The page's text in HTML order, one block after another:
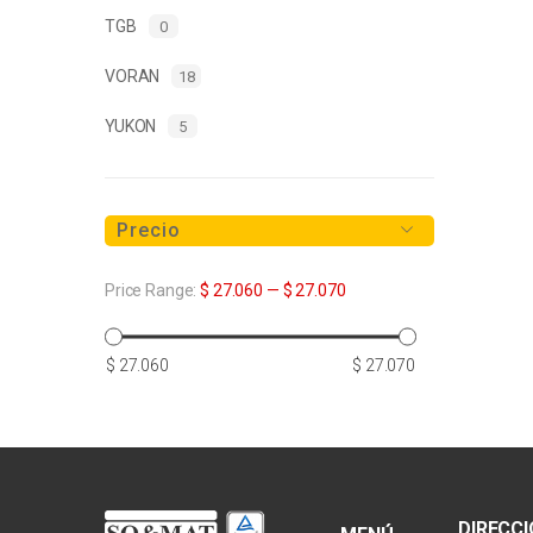
TGB 0
VORAN 18
YUKON 5
Precio
Price Range:$ 27.060 — $ 27.070
$ 27.060 $ 27.070
Precio
Precio